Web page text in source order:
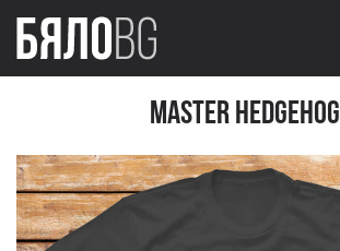
Master Hedgehog